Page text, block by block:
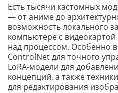
Есть тысячи кастомных
— от аниме до
возможность локального
компьютере с
над процессом. Особенно
ControlNet для точного
LoRA-модели для
концепций, а также
для редактирования